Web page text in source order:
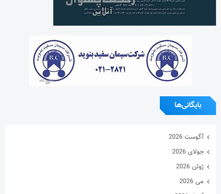
آگوست 2026
جولای 2026
فوریه 2026
ژانویه 2026
نوامبر 2025
اکتبر 2025
سپتامبر 2025
آگوست 2025